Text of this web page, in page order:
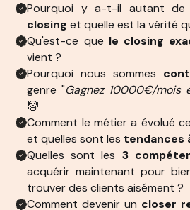
Pourquoi y a-t-il autant de
closing et quelle est la vérité
Qu'est-ce que le closing
vient ?
Pourquoi nous sommes
genre "Gagnez 10000€/mois
🤡
Comment le métier a évolué
et quelles sont les tendances
Quelles sont les 3
acquérir maintenant pour
trouver des clients aisément ?
Comment devenir un closer